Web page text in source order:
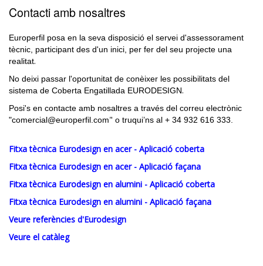
Contacti amb nosaltres
Europerfil posa en la seva disposició el servei d'assessorament
tècnic, participant des d'un inici, per fer del seu projecte una
realitat.
No deixi passar l'oportunitat de conèixer les possibilitats del
sistema de Coberta Engatillada EURODESIGN.
Posi's en contacte amb nosaltres a través del correu electrònic
"comercial@europerfil.com" o truqui’ns al + 34 932 616 333.
Fitxa tècnica Eurodesign en acer - Aplicació coberta
Fitxa tècnica Eurodesign en acer - Aplicació façana
Fitxa tècnica Eurodesign en alumini - Aplicació coberta
Fitxa tècnica Eurodesign en alumini - Aplicació façana
Veure referències d'Eurodesign
Veure el catàleg